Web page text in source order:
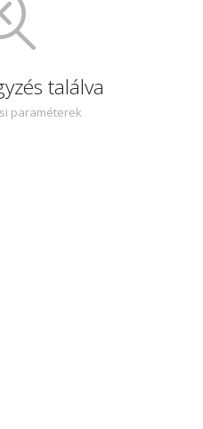
találva
paraméterek